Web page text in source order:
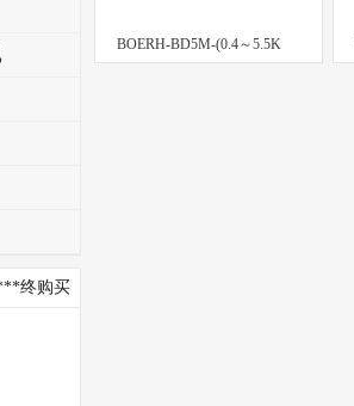
终购买
BOERH-BD5M-(0.4～5.5K